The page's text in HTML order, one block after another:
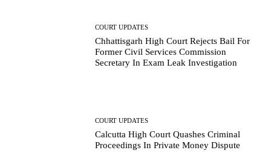
COURT UPDATES
Chhattisgarh High Court Rejects Bail For
Former Civil Services Commission
Secretary In Exam Leak Investigation
COURT UPDATES
Calcutta High Court Quashes Criminal
Proceedings In Private Money Dispute